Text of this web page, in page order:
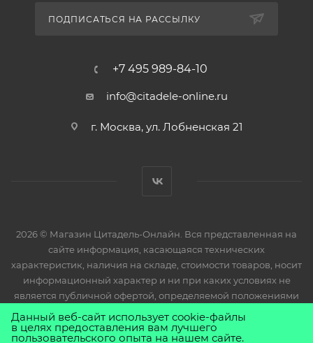
ПОДПИСАТЬСЯ НА РАССЫЛКУ
+7 495 989-84-10
info@citadele-online.ru
г. Москва, ул. Лобненская 21
2026 © Магазин Цитадель-Онлайн. Вся представленная на
сайте информация, касающаяся технических
характеристик, наличия на складе, стоимости товаров, носит
информационный характер и ни при каких условиях не
является публичной офертой, определяемой положениями
Статьи 437(2) Гражданского кодекса РФ.
Данный веб-сайт использует cookie-файлы
в целях предоставления вам лучшего
пользовательского опыта на нашем сайте.